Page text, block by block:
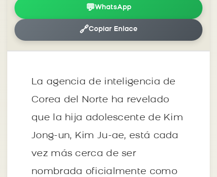
💬WhatsApp
🔗Copiar Enlace
La agencia de inteligencia de
Corea del Norte ha revelado
que la hija adolescente de Kim
Jong-un, Kim Ju-ae, está cada
vez más cerca de ser
nombrada oficialmente como